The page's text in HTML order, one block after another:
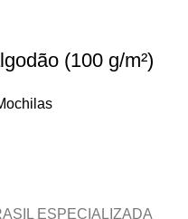
(100 g/m²)
ESPECIALIZADA